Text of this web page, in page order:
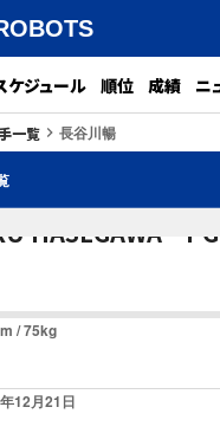
ケジュール 順位 成績 ニ
一覧 keyboard_arrow_right 長谷川暢
暢
HASEGAWA PG
/ 75kg
12月21日